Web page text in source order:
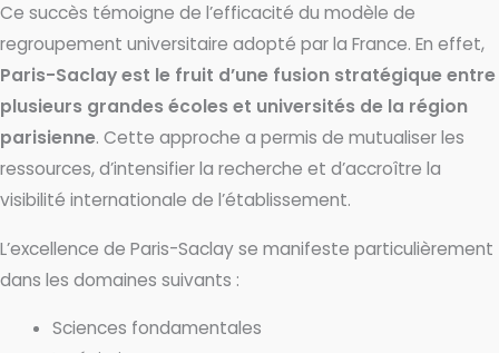
Ce succès témoigne de l’efficacité du modèle de
regroupement universitaire adopté par la France. En effet,
Paris-Saclay est le fruit d’une fusion stratégique entre
plusieurs grandes écoles et universités de la région
parisienne. Cette approche a permis de mutualiser les
ressources, d’intensifier la recherche et d’accroître la
visibilité internationale de l’établissement.
L’excellence de Paris-Saclay se manifeste particulièrement
dans les domaines suivants :
Sciences fondamentales